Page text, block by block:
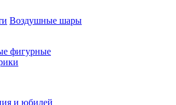
Воздушные шары
фигурные
и юбилей